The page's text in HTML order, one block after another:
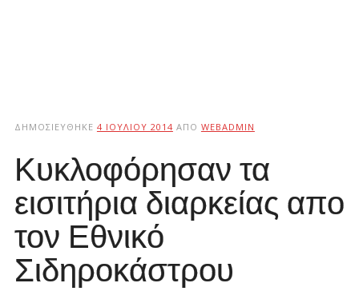
ΔΗΜΟΣΙΕΎΘΗΚΕ 4 ΙΟΥΛΊΟΥ 2014 ΑΠΌ WEBADMIN
Κυκλοφόρησαν τα
εισιτήρια διαρκείας απο
τον Εθνικό
Σιδηροκάστρου